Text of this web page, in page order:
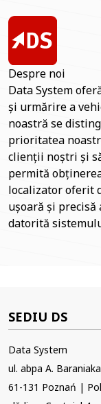
Despre noi
Data System
și urmărire a
noastră se
prioritatea
clienții noștri și
permită
localizator oferit
ușoară și
datorită
SEDIU DS
Data System
ul. abpa A.
61-131 Poznań |